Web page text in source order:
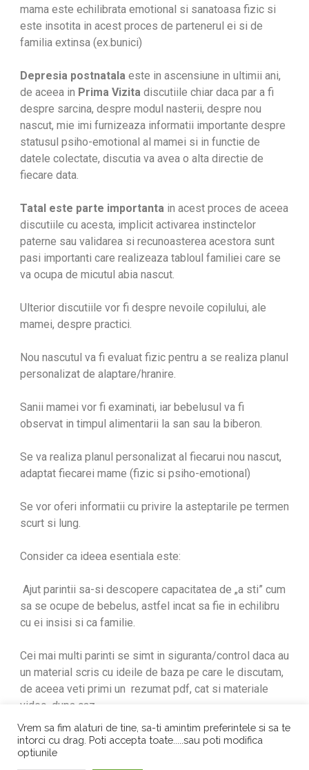
mama este echilibrata emotional si sanatoasa fizic si
este insotita in acest proces de partenerul ei si de
familia extinsa (ex.bunici)
Depresia postnatalaeste in ascensiune in ultimii ani,
de aceea in Prima Vizita discutiile chiar daca par a fi
despre sarcina, despre modul nasterii, despre nou
nascut, mie imi furnizeaza informatii importante despre
statusul psiho-emotional al mamei si in functie de
datele colectate, discutia va avea o alta directie de
fiecare data.
Tatal este parte importantain acest proces de aceea
discutiile cu acesta, implicit activarea instinctelor
paterne sau validarea si recunoasterea acestora sunt
pasi importanti care realizeaza tabloul familiei care se
va ocupa de micutul abia nascut.
Ulterior discutiile vor fi despre nevoile copilului, ale
mamei, despre practici.
Nou nascutul va fi evaluat fizic pentru a se realiza planul
personalizat de alaptare/hranire.
Sanii mamei vor fi examinati, iar bebelusul va fi
observat in timpul alimentarii la san sau la biberon.
Se va realiza planul personalizat al fiecarui nou nascut,
adaptat fiecarei mame (fizic si psiho-emotional)
Se vor oferi informatii cu privire la asteptarile pe termen
scurt si lung.
Consider ca ideea esentiala este:
Ajut parintii sa-si descopere capacitatea de „a sti” cum
sa se ocupe de bebelus, astfel incat sa fie in echilibru
cu ei insisi si ca familie.
Cei mai multi parinti se simt in siguranta/control daca au
un material scris cu ideile de baza pe care le discutam,
de aceea veti primi un rezumat pdf, cat si materiale
video, dupa caz.
Vrem sa fim alaturi de tine, sa-ti amintim preferintele si sa te
intorci cu drag. Poti accepta toate.....sau poti modifica
optiunile